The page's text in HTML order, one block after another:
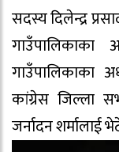
सदस्य दिलेन्द्र
गाउँपालिकाका
गाउँपालिकाका
कांग्रेस जिल्ला
जर्नादन